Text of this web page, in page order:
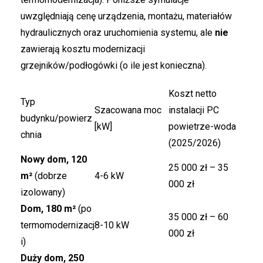
uwzględniają cenę urządzenia, montażu, materiałów
hydraulicznych oraz uruchomienia systemu, ale nie
zawierają kosztu modernizacji
grzejników/podłogówki (o ile jest konieczna).
Typ
budynku/powierz
chnia
Szacowana moc
[kW]
Koszt netto
instalacji PC
powietrze-woda
(2025/2026)
Nowy dom, 120
m² (dobrze
izolowany)
4-6 kW
25 000 zł – 35
000 zł
Dom, 180 m² (po
termomodernizacj
i)
8-10 kW
35 000 zł – 60
000 zł
Duży dom, 250